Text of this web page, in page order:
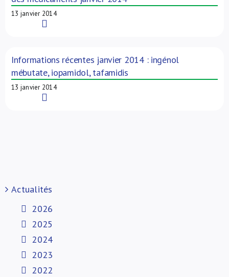
13 janvier 2014
Informations récentes janvier 2014 : ingénol
mébutate, iopamidol, tafamidis
13 janvier 2014
Actualités
2026
2025
2024
2023
2022